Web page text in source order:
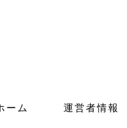
ーム 運営者情報